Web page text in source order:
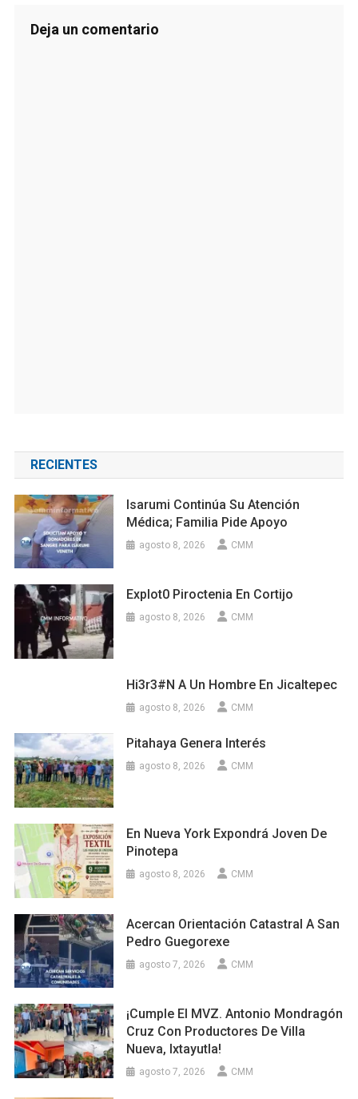
Deja un comentario
RECIENTES
Isarumi Continúa Su Atención
Médica; Familia Pide Apoyo
agosto 8, 2026 CMM
Explot0 Piroctenia En Cortijo
agosto 8, 2026 CMM
Hi3r3#n A Un Hombre En Jicaltepec
agosto 8, 2026 CMM
Pitahaya Genera Interés
agosto 8, 2026 CMM
En Nueva York Expondrá Joven De
Pinotepa
agosto 8, 2026 CMM
Acercan Orientación Catastral A San
Pedro Guegorexe
agosto 7, 2026 CMM
¡Cumple El MVZ. Antonio Mondragón
Cruz Con Productores De Villa
Nueva, Ixtayutla!
agosto 7, 2026 CMM